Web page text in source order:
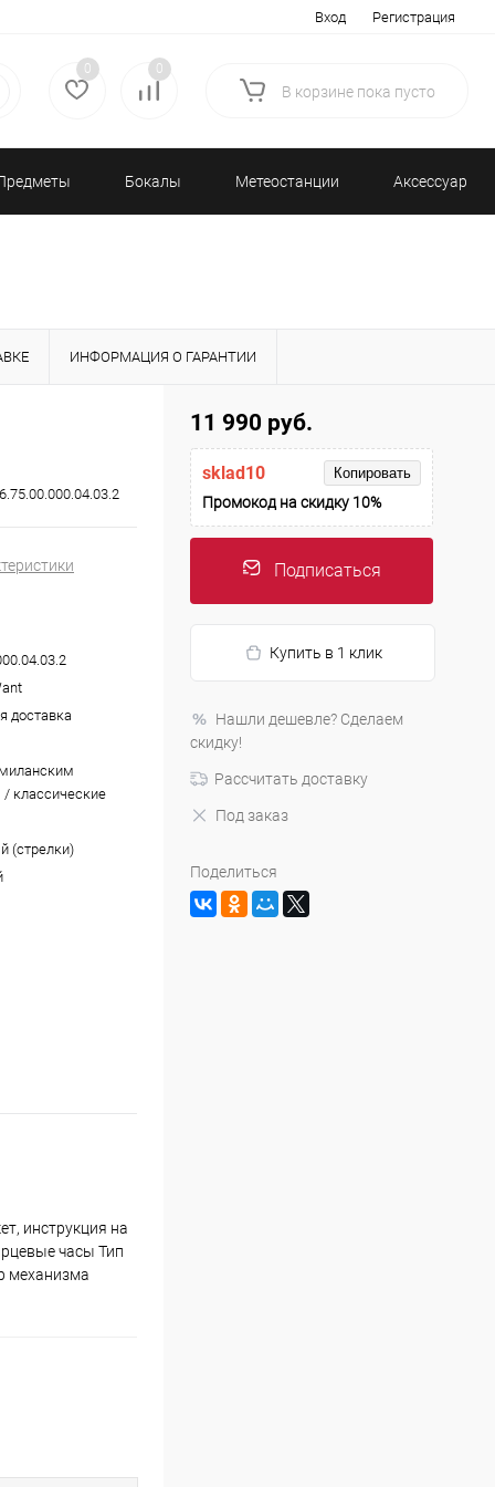
Вход Регистрация
0 0
В корзине пока пусто
Бокалы Метеостанции Аксессуары/
ИНФОРМАЦИЯ О ГАРАНТИИ
доставка
/ классические
(стрелки)
инструкция на
часы Тип
механизма
11 990 руб.
sklad10 Копировать
Промокод на скидку 10%
Подписаться
Купить в 1 клик
Нашли дешевле? Сделаем
скидку!
Рассчитать доставку
Под заказ
Поделиться